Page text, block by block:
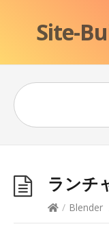
Site-
ランチ
/ Blender